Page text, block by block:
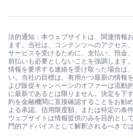
法的通知：本ウェブサイトは、関連情報
ます。当社は、コンテンツへのアクセス
サービスを受けるために、支払い、預金
前払いも必要としないことを強調します
情報を要求する連絡を受け取った場合は
い。当社の目標は、有用かつ最新の情報
よび販促キャンペーンのオファーは流動
に最新であるとは限りません。決定を下
約を金融機関に直接確認することをお勧
よる承認、信用限度額、または特定の条
ウェブサイトは情報提供のみを目的とし
門的アドバイスとして解釈されるべきで